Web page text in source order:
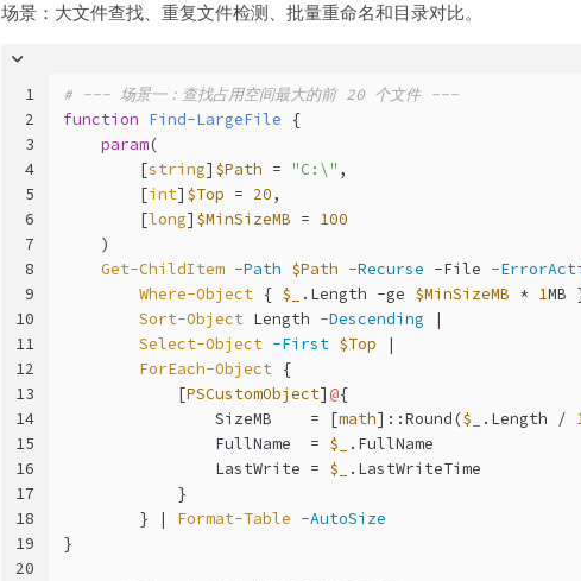
场景：大文件查找、重复文件检测、批量重命名和目录对比。
1
2
3
4
5
6
7
8
9
10
11
12
13
14
15
16
17
18
19
20
# --- 场景一：查找占用空间最大的前 20 个文件 ---
function Find-LargeFile {
param(
        [
string] $Path = "C:\" ,
        [
int] $Top = 20,
        [
long] $MinSizeMB = 100
    )
Get-ChildItem -Path $Path -Recurse -File -
Where-Object { $_ .Length -ge $MinSizeMB * 1
Sort-Object Length -Descending |
Select-Object -First $Top |
ForEach-Object {
            [
PSCustomObject] @{
                SizeMB    = [
math]::Round($_ .Length /
                FullName  =
$_
.FullName
                LastWrite =
$_
.LastWriteTime
            }
        } |
Format-Table -AutoSize
}